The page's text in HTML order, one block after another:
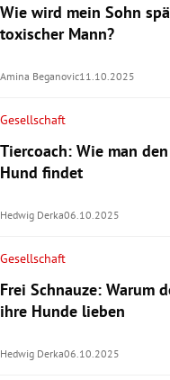
Wie wird mein Sohn
toxischer Mann?
Amina Beganovic11.10.2025
Gesellschaft
Tiercoach: Wie man
Hund findet
Hedwig Derka06.10.2025
Gesellschaft
Frei Schnauze: Warum
ihre Hunde lieben
Hedwig Derka06.10.2025